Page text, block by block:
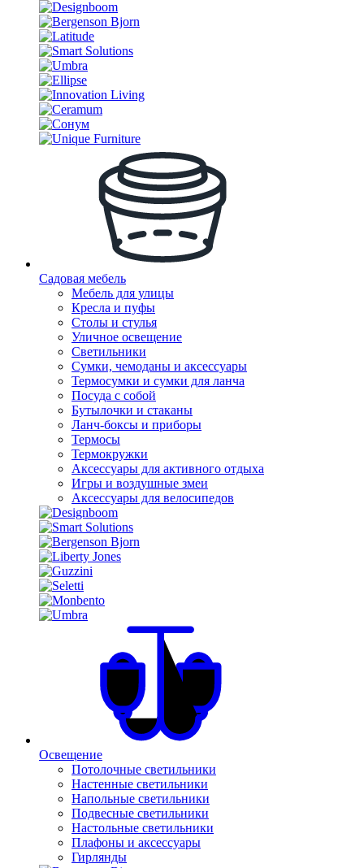
Садовая мебель
Мебель для улицы
Кресла и пуфы
Столы и стулья
Уличное освещение
Светильники
Сумки, чемоданы и аксессуары
Термосумки и сумки для ланча
Посуда с собой
Бутылочки и стаканы
Ланч-боксы и приборы
Термосы
Термокружки
Аксессуары для активного отдыха
Игры и воздушные змеи
Аксессуары для велосипедов
Освещение
Потолочные светильники
Настенные светильники
Напольные светильники
Подвесные светильники
Настольные светильники
Плафоны и аксессуары
Гирлянды